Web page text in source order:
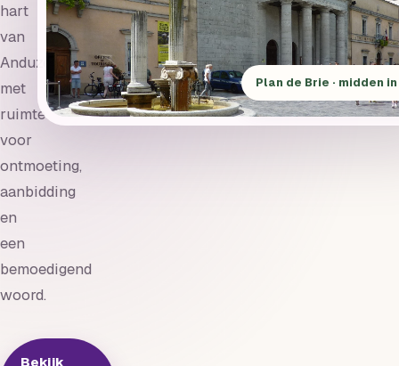
hart
van
Anduze,
met
ruimte
voor
ontmoeting,
aanbidding
en
een
bemoedigend
woord.
Bekijk
Plan de Brie · midden